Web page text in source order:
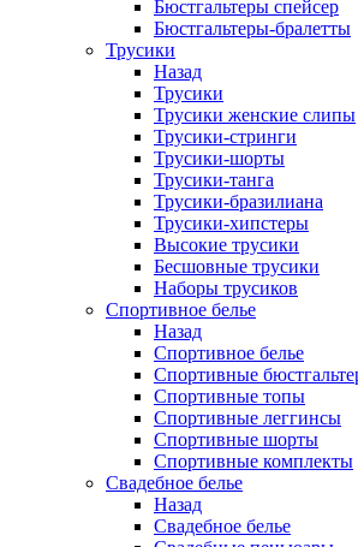
Бюстгальтеры спейсер
Бюстгальтеры-бралетты
Трусики
Назад
Трусики
Трусики женские слипы
Трусики-стринги
Трусики-шорты
Трусики-танга
Трусики-бразилиана
Трусики-хипстеры
Высокие трусики
Бесшовные трусики
Наборы трусиков
Спортивное белье
Назад
Спортивное белье
Спортивные
Спортивные топы
Спортивные леггинсы
Спортивные шорты
Спортивные комплекты
Свадебное белье
Назад
Свадебное белье